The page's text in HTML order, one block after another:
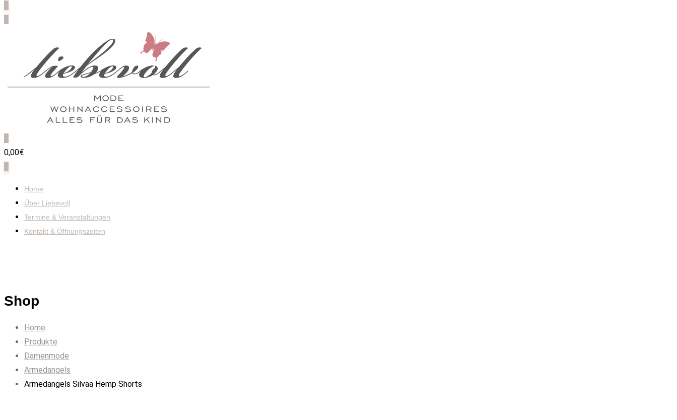
0,00€
Home
Über Liebevoll
Termine & Veranstaltungen
Kontakt & Öffnungszeiten
Shop
Home
Produkte
Damenmode
Armedangels
Armedangels Silvaa Hemp Shorts